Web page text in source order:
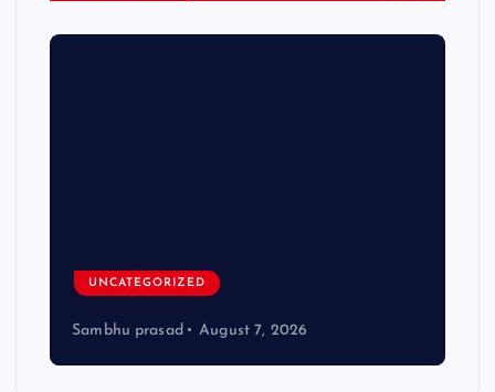
UNCATEGORIZED
Sambhu prasad August 7, 2026